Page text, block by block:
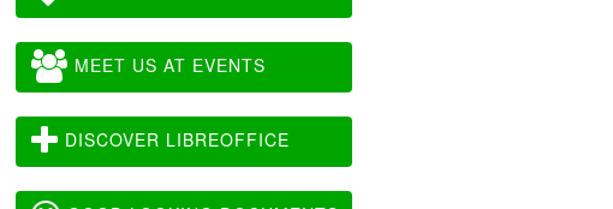
MEET US AT EVENTS
DISCOVER LIBREOFFICE